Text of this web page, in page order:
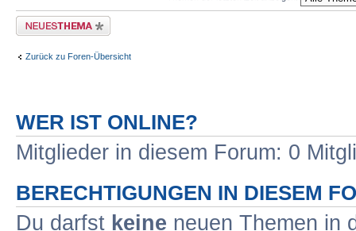
Neues Thema erstellen
Zurück zu Foren-Übersicht
WER IST ONLINE?
Mitglieder in diesem Forum: 0
BERECHTIGUNGEN IN DIESEM
Du darfst keine neuen Themen in